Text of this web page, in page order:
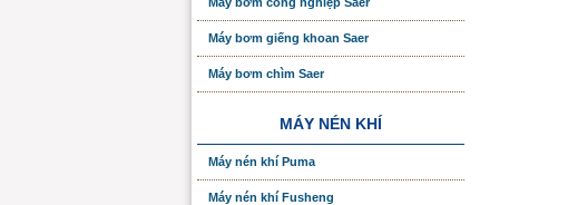
Máy bơm giếng khoan Saer
Máy bơm chìm Saer
MÁY NÉN KHÍ
Máy nén khí Puma
Máy nén khí Fusheng